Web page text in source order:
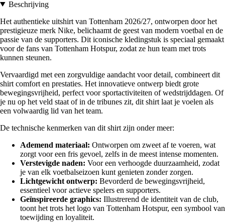
Beschrijving
Het authentieke uitshirt van Tottenham 2026/27, ontworpen door het
prestigieuze merk Nike, belichaamt de geest van modern voetbal en de
passie van de supporters. Dit iconische kledingstuk is speciaal gemaakt
voor de fans van Tottenham Hotspur, zodat ze hun team met trots
kunnen steunen.
Vervaardigd met een zorgvuldige aandacht voor detail, combineert dit
shirt comfort en prestaties. Het innovatieve ontwerp biedt grote
bewegingsvrijheid, perfect voor sportactiviteiten of wedstrijddagen. Of
je nu op het veld staat of in de tribunes zit, dit shirt laat je voelen als
een volwaardig lid van het team.
De technische kenmerken van dit shirt zijn onder meer:
Ademend materiaal: Ontworpen om zweet af te voeren, wat
zorgt voor een fris gevoel, zelfs in de meest intense momenten.
Verstevigde naden: Voor een verhoogde duurzaamheid, zodat
je van elk voetbalseizoen kunt genieten zonder zorgen.
Lichtgewicht ontwerp: Bevorderd de bewegingsvrijheid,
essentieel voor actieve spelers en supporters.
Geïnspireerde graphics: Illustrerend de identiteit van de club,
toont het trots het logo van Tottenham Hotspur, een symbool van
toewijding en loyaliteit.